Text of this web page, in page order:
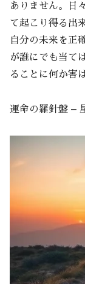
ありません。日
て起こり得る出
自分の未来を正
が誰にでも当て
ることに何か害
運命の羅針盤 –